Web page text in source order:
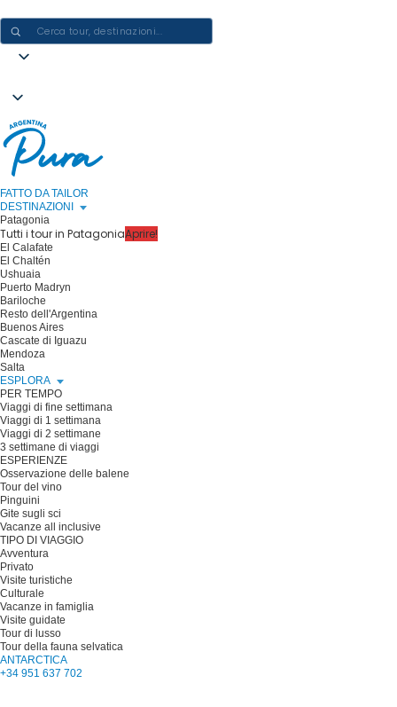
FATTO DA TAILOR
DESTINAZIONI
Patagonia
Tutti i tour in PatagoniaAprire!
El Calafate
El Chaltén
Ushuaia
Puerto Madryn
Bariloche
Resto dell'Argentina
Buenos Aires
Cascate di Iguazu
Mendoza
Salta
ESPLORA
PER TEMPO
Viaggi di fine settimana
Viaggi di 1 settimana
Viaggi di 2 settimane
3 settimane di viaggi
ESPERIENZE
Osservazione delle balene
Tour del vino
Pinguini
Gite sugli sci
Vacanze all inclusive
TIPO DI VIAGGIO
Avventura
Privato
Visite turistiche
Culturale
Vacanze in famiglia
Visite guidate
Tour di lusso
Tour della fauna selvatica
ANTARCTICA
+34 951 637 702